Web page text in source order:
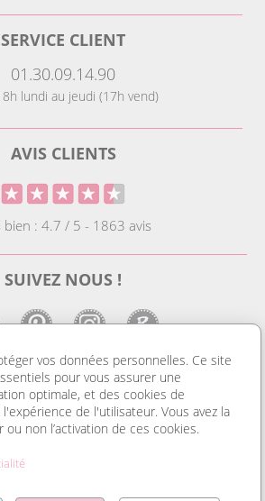
SERVICE CLIENT
01.30.09.14.90
lundi au jeudi (17h vend)
AVIS CLIENTS
bien : 4.7 / 5 - 1863 avis
SUIVEZ NOUS !
DE LA DECO MARIAGE
de la décoration mariage. Vous
déco pas cher ainsi que des housses de
porte nom. Tout pour réussir une
Lire la suite
vos données personnelles. Ce site
pour vous assurer une
optimale, et des cookies de
de l'utilisateur. Vous avez la
ou non l’activation de ces cookies.